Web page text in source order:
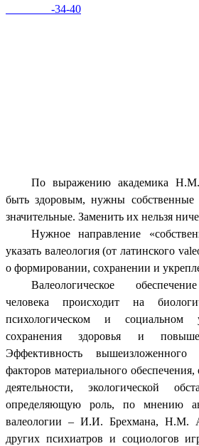
-34-40
По выражению академика
быть здоровым, нужны собственные
значительные. Заменить их нельзя
Нужное направление
указать валеология (от латинского
о формировании, сохранении и
Валеологическое
человека происходит на
психологическом и социальном
сохранения здоровья и
Эффективность
факторов материального обеспечения,
деятельности, экологической
определяющую роль, по мнению
валеологии – И.И. Брехмана, Н.М.
других психиатров и социологов